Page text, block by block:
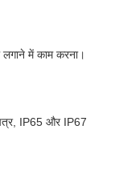
में काम करना।
IP65 और IP67